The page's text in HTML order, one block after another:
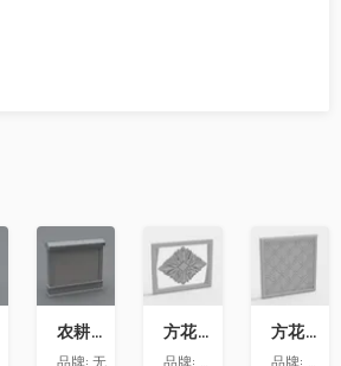
收
农耕文化墙
品牌: 无
收
藏
方花-020
品牌:
精品材质
收
方花-055
品牌:
精品